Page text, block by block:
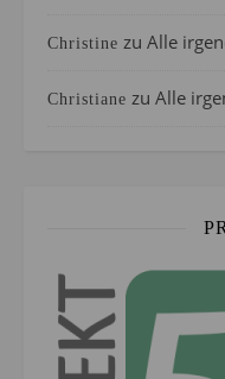
Christine zu Alle
Christiane zu Alle